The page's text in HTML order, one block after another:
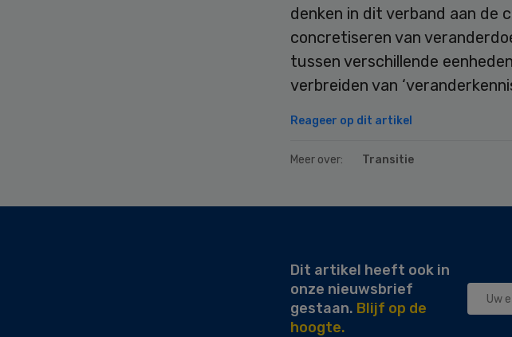
denken in dit verband aan de
concretiseren van
tussen verschillende
verbreiden van
Reageer op dit artikel
Meer over: Transitie
Dit artikel heeft ook in
onze nieuwsbrief
gestaan. Blijf op de
hoogte.